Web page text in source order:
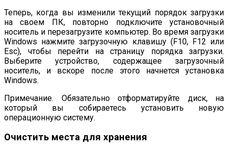
Теперь, когда вы изменили текущий порядок загрузки
на своем ПК, повторно подключите установочный
носитель и перезагрузите компьютер. Во время загрузки
Windows нажмите загрузочную клавишу (F10, F12 или
Esc), чтобы перейти на страницу порядка загрузки.
Выберите устройство, содержащее загрузочный
носитель, и вскоре после этого начнется установка
Windows.
Примечание. Обязательно отформатируйте диск, на
который вы собираетесь установить новую
операционную систему.
Очистить места для хранения